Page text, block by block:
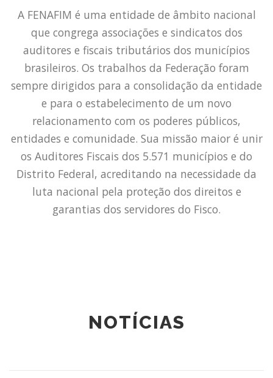
A FENAFIM é uma entidade de âmbito nacional
que congrega associações e sindicatos dos
auditores e fiscais tributários dos municípios
brasileiros. Os trabalhos da Federação foram
sempre dirigidos para a consolidação da entidade
e para o estabelecimento de um novo
relacionamento com os poderes públicos,
entidades e comunidade. Sua missão maior é unir
os Auditores Fiscais dos 5.571 municípios e do
Distrito Federal, acreditando na necessidade da
luta nacional pela proteção dos direitos e
garantias dos servidores do Fisco.
NOTÍCIAS